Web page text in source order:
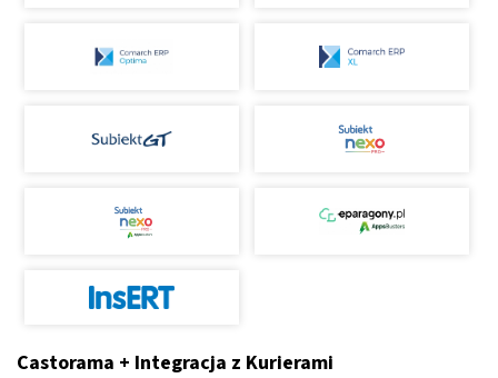
Castorama + Integracja z Kurierami